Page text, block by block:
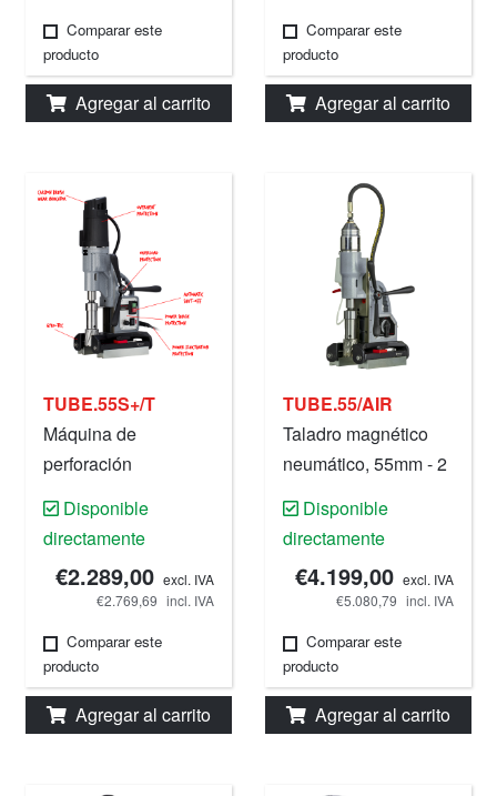
Comparar este
producto
Agregar al carrito
Comparar este
producto
Agregar al carrito
TUBE.55S+/T
Máquina de
perforación
220 V.
Disponible
directamente
€2.289,00 excl. IVA
€2.769,69 incl. IVA
Comparar este
producto
Agregar al carrito
TUBE.55/AIR
Taladro magnético
neumático, 55mm - 2
Disponible
directamente
€4.199,00 excl. IVA
€5.080,79 incl. IVA
Comparar este
producto
Agregar al carrito